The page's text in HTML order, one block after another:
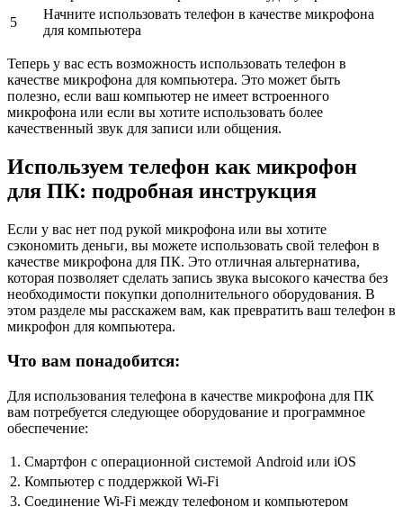
5
Начните использовать телефон в качестве микрофона
для компьютера
Теперь у вас есть возможность использовать телефон в
качестве микрофона для компьютера. Это может быть
полезно, если ваш компьютер не имеет встроенного
микрофона или если вы хотите использовать более
качественный звук для записи или общения.
Используем телефон как микрофон
для ПК: подробная инструкция
Если у вас нет под рукой микрофона или вы хотите
сэкономить деньги, вы можете использовать свой телефон в
качестве микрофона для ПК. Это отличная альтернатива,
которая позволяет сделать запись звука высокого качества без
необходимости покупки дополнительного оборудования. В
этом разделе мы расскажем вам, как превратить ваш телефон в
микрофон для компьютера.
Что вам понадобится:
Для использования телефона в качестве микрофона для ПК
вам потребуется следующее оборудование и программное
обеспечение:
1. Смартфон с операционной системой Android или iOS
2. Компьютер с поддержкой Wi-Fi
3. Соединение Wi-Fi между телефоном и компьютером